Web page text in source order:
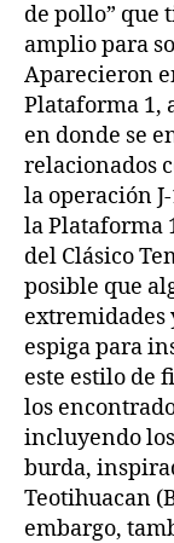
de pollo” que
amplio para
Aparecieron
Plataforma 1,
en donde se
relacionados
la operación
la Plataforma
del Clásico
posible que
extremidades
espiga para
este estilo de
los
incluyendo
burda,
Teotihuacan
embargo,